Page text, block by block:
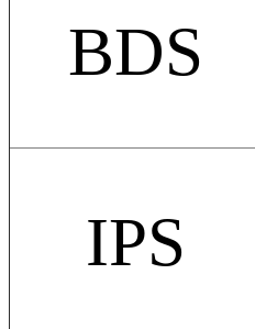
BDS
IPS